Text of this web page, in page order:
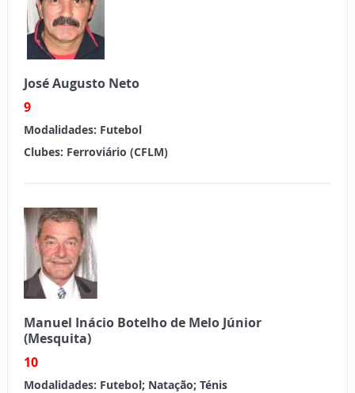
José Augusto Neto
9
Modalidades: Futebol
Clubes: Ferroviário (CFLM)
Manuel Inácio Botelho de Melo Júnior
(Mesquita)
10
Modalidades: Futebol; Natação; Ténis